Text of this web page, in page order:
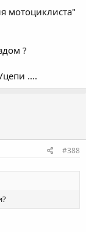
мотоциклиста"
?
....
#388